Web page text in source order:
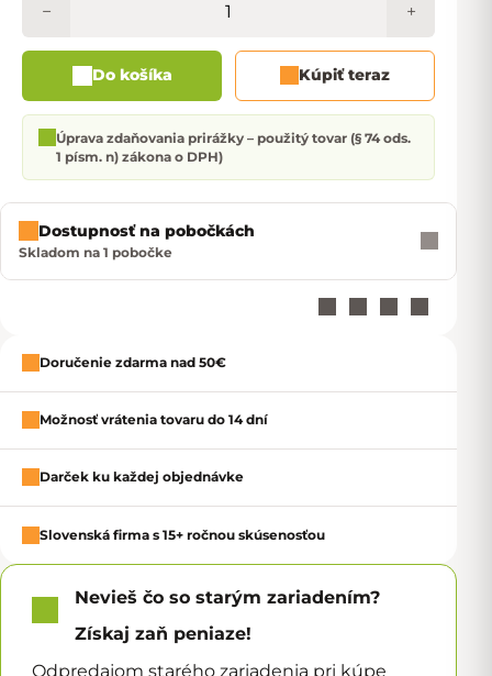
+
−
Do košíka Kúpiť teraz
Úprava zdaňovania prirážky – použitý tovar (§ 74 ods.
1 písm. n) zákona o DPH)
Dostupnosť na pobočkách
Skladom na 1 pobočke
Doručenie zdarma nad 50€
Možnosť vrátenia tovaru do 14 dní
Darček ku každej objednávke
Slovenská firma s 15+ ročnou skúsenosťou
Nevieš čo so starým zariadením?
Získaj zaň peniaze!
Odpredajom starého zariadenia pri kúpe